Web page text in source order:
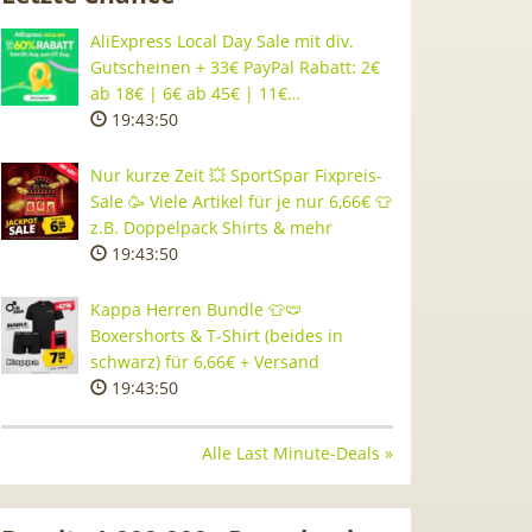
AliExpress Local Day Sale mit div.
Gutscheinen + 33€ PayPal Rabatt: 2€
ab 18€ | 6€ ab 45€ | 11€…
19:43:49
Nur kurze Zeit 💥 SportSpar Fixpreis-
Sale 🥳 Viele Artikel für je nur 6,66€ 👕
z.B. Doppelpack Shirts & mehr
19:43:49
Kappa Herren Bundle 👕🩲
Boxershorts & T-Shirt (beides in
schwarz) für 6,66€ + Versand
19:43:49
Alle Last Minute-Deals »